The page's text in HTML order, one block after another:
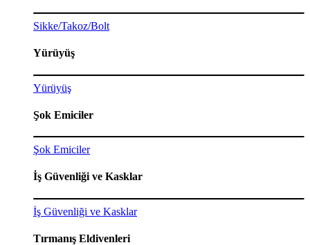
Sikke/Takoz/Bolt
Yürüyüş
Yürüyüş
Şok Emiciler
Şok Emiciler
İş Güvenliği ve Kasklar
İş Güvenliği ve Kasklar
Tırmanış Eldivenleri